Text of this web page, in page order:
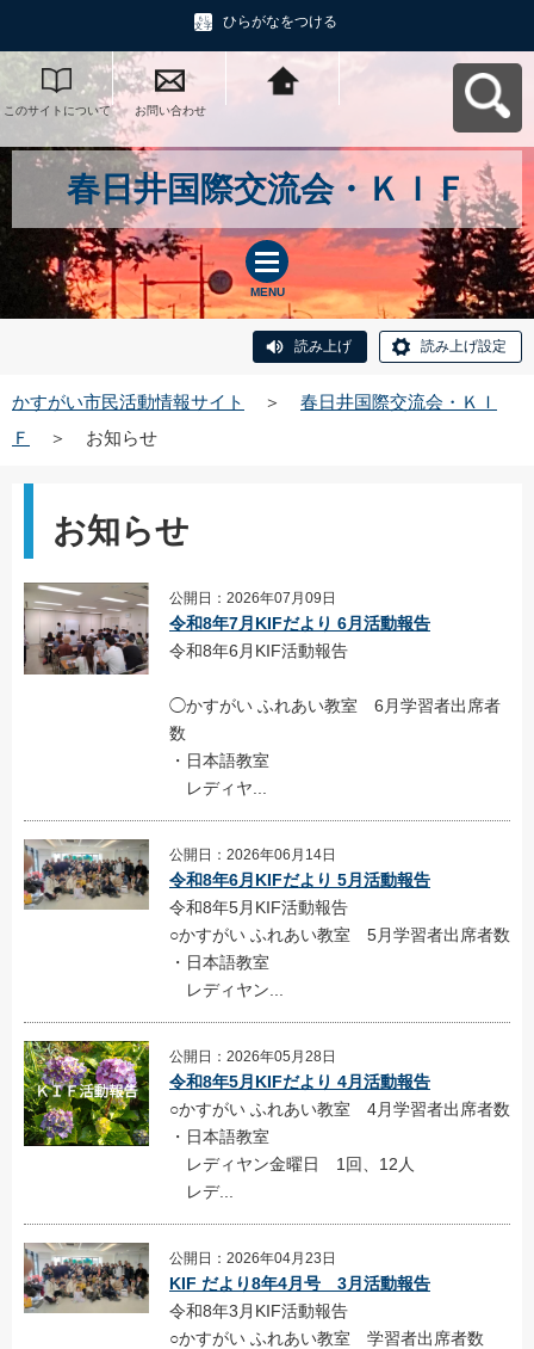
ひらがなをつける
このサイトについて お問い合わせ
春日井国際交流会・ＫＩＦ
MENU
読み上げ 読み上げ設定
かすがい市民活動情報サイト ＞
春日井国際交流会・ＫＩ
Ｆ
＞ お知らせ
お知らせ
公開日：2026年07月09日
令和8年7月KIFだより 6月活動報告
令和8年6月KIF活動報告
◯かすがい ふれあい教室 6月学習者出席者
数
・日本語教室
レディヤ...
公開日：2026年06月14日
令和8年6月KIFだより 5月活動報告
令和8年5月KIF活動報告
○かすがい ふれあい教室 5月学習者出席者数
・日本語教室
レディヤン...
公開日：2026年05月28日
令和8年5月KIFだより 4月活動報告
○かすがい ふれあい教室 4月学習者出席者数
・日本語教室
レディヤン金曜日 1回、12人
レデ...
公開日：2026年04月23日
KIF だより8年4月号 3月活動報告
令和8年3月KIF活動報告
○かすがい ふれあい教室 学習者出席者数